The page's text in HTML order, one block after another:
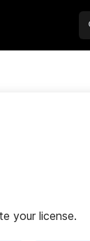
your license.